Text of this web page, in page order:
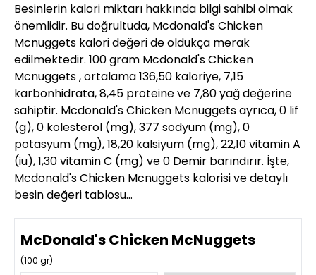
Besinlerin kalori miktarı hakkında bilgi sahibi olmak
önemlidir. Bu doğrultuda, Mcdonald's Chicken
Mcnuggets kalori değeri de oldukça merak
edilmektedir. 100 gram Mcdonald's Chicken
Mcnuggets , ortalama 136,50 kaloriye, 7,15
karbonhidrata, 8,45 proteine ve 7,80 yağ değerine
sahiptir. Mcdonald's Chicken Mcnuggets ayrıca, 0 lif
(g), 0 kolesterol (mg), 377 sodyum (mg), 0
potasyum (mg), 18,20 kalsiyum (mg), 22,10 vitamin A
(iu), 1,30 vitamin C (mg) ve 0 Demir barındırır. İşte,
Mcdonald's Chicken Mcnuggets kalorisi ve detaylı
besin değeri tablosu…
McDonald's Chicken McNuggets
(100 gr)